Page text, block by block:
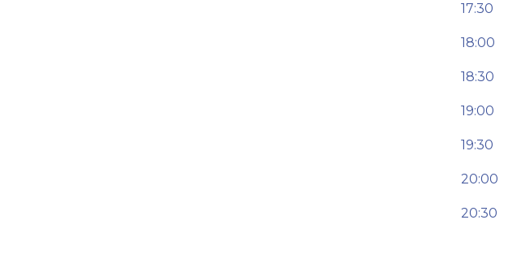
17:30
18:00
18:30
19:00
19:30
20:00
20:30